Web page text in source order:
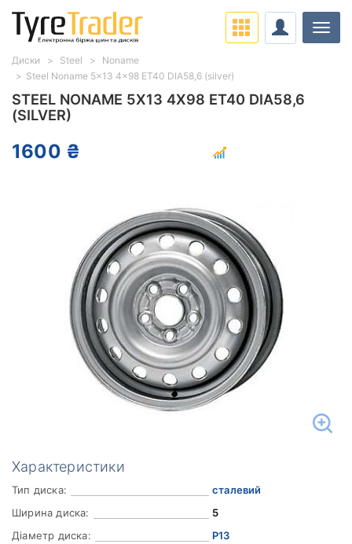
STEEL NONAME 5X13 4X98 ET40 DIA58,6
(SILVER)
1600 ₴
Характеристики
Тип диска:
сталевий
Ширина диска:
5
Діаметр диска:
Р13
Диски Steel
Noname
Steel Noname 5x13 4x98 ET40 DIA58,6 (silver)